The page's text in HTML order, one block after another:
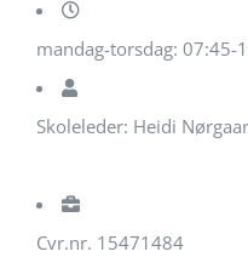
mandag-torsdag: 07:45-
Skoleleder: Heidi
Cvr.nr. 15471484